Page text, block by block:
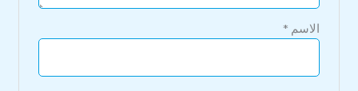
الاسم *